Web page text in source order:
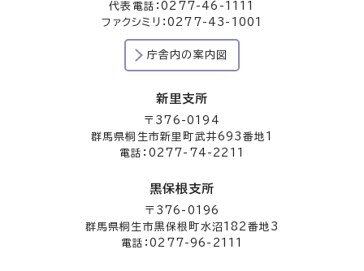
代表電話：0277-46-1111
ファクシミリ：0277-43-1001
庁舎内の案内図
新里支所
〒376-0194
群馬県桐生市新里町武井693番地1
電話：0277-74-2211
黒保根支所
〒376-0196
群馬県桐生市黒保根町水沼182番地3
電話：0277-96-2111